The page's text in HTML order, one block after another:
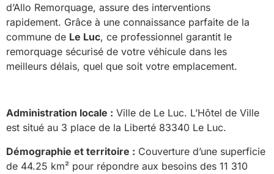
d’Allo Remorquage, assure des interventions
rapidement. Grâce à une connaissance parfaite de la
commune de Le Luc, ce professionnel garantit le
remorquage sécurisé de votre véhicule dans les
meilleurs délais, quel que soit votre emplacement.
Administration locale : Ville de Le Luc. L’Hôtel de Ville
est situé au 3 place de la Liberté 83340 Le Luc.
Démographie et territoire : Couverture d’une superficie
de 44.25 km² pour répondre aux besoins des 11 310